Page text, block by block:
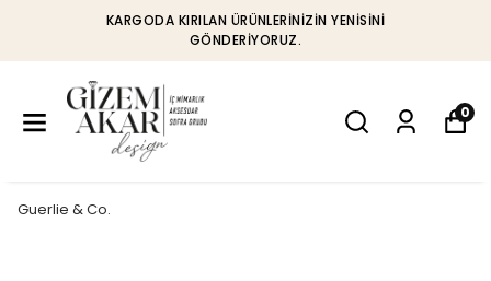
KARGODA KIRILAN ÜRÜNLERINIZIN YENISINI
GÖNDERIYORUZ.
0
Guerlie & Co.